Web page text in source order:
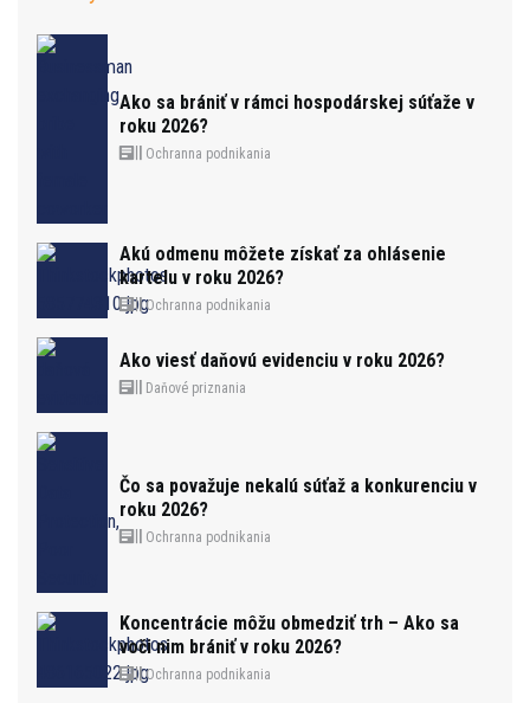
Ako sa brániť v rámci hospodárskej súťaže v
roku 2026?
Ochranna podnikania
Akú odmenu môžete získať za ohlásenie
kartelu v roku 2026?
Ochranna podnikania
Ako viesť daňovú evidenciu v roku 2026?
Daňové priznania
Čo sa považuje nekalú súťaž a konkurenciu v
roku 2026?
Ochranna podnikania
Koncentrácie môžu obmedziť trh – Ako sa
voči nim brániť v roku 2026?
Ochranna podnikania